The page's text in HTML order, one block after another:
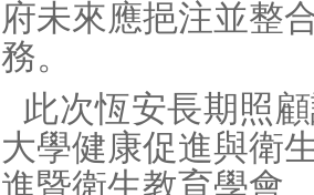
府未來應挹注並整
務。
此次恆安長期照
大學健康促進與衛
進暨衛生教育學會